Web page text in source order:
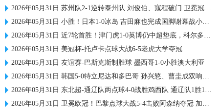
2026年05月31日 苏州队2-1逆转泰州队 刘俊伯、寇程破门 卫冕冠军新赛季1胜3负
2026年05月31日 小胜！日本1-0冰岛 吉田麻也完成国脚谢幕战小川航基替补头球绝杀
2026年05月31日 近7轮首胜！津门虎1-0英博仍中超垫底，科尔多瓦处子球制胜
2026年05月31日 美冠杯-托卢卡点球大战6-5老虎大学夺冠
2026年05月31日 友谊赛-巴斯克斯制胜球 墨西哥1-0小胜澳大利亚
2026年05月31日 韩国5-0特立尼达和多巴哥 孙兴慜、曹圭成双响曹侑珉、裴峻浩伤退
2026年05月31日 东北超-通辽队两点球4-0战胜鸡西队 通辽队1胜1平鸡西队遭遇2连败
2026年05月31日 卫冕欧冠！巴黎点球大战5-4击败阿森纳夺冠 加布里埃尔、埃泽失点